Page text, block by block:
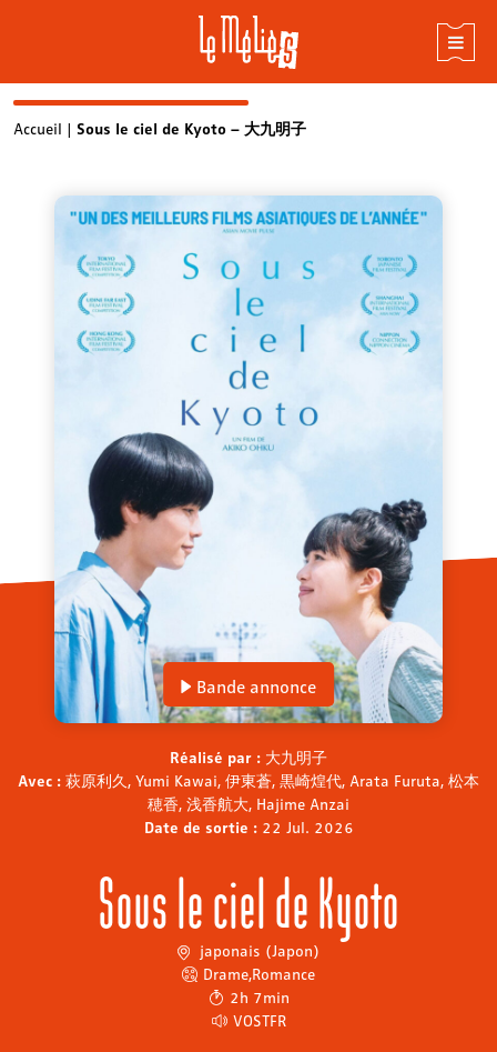
SkipAccueil | Sous le ciel de Kyoto – 大九明子
Bande annonce
Réalisé par : 大九明子
Avec : 萩原利久, Yumi Kawai, 伊東蒼, 黒崎煌代, Arata Furuta, 松本
穂香, 浅香航大, Hajime Anzai
Date de sortie : 22 Jul. 2026
Sous le ciel de Kyoto
japonais (Japon)
Drame,Romance
2h 7min
VOSTFR